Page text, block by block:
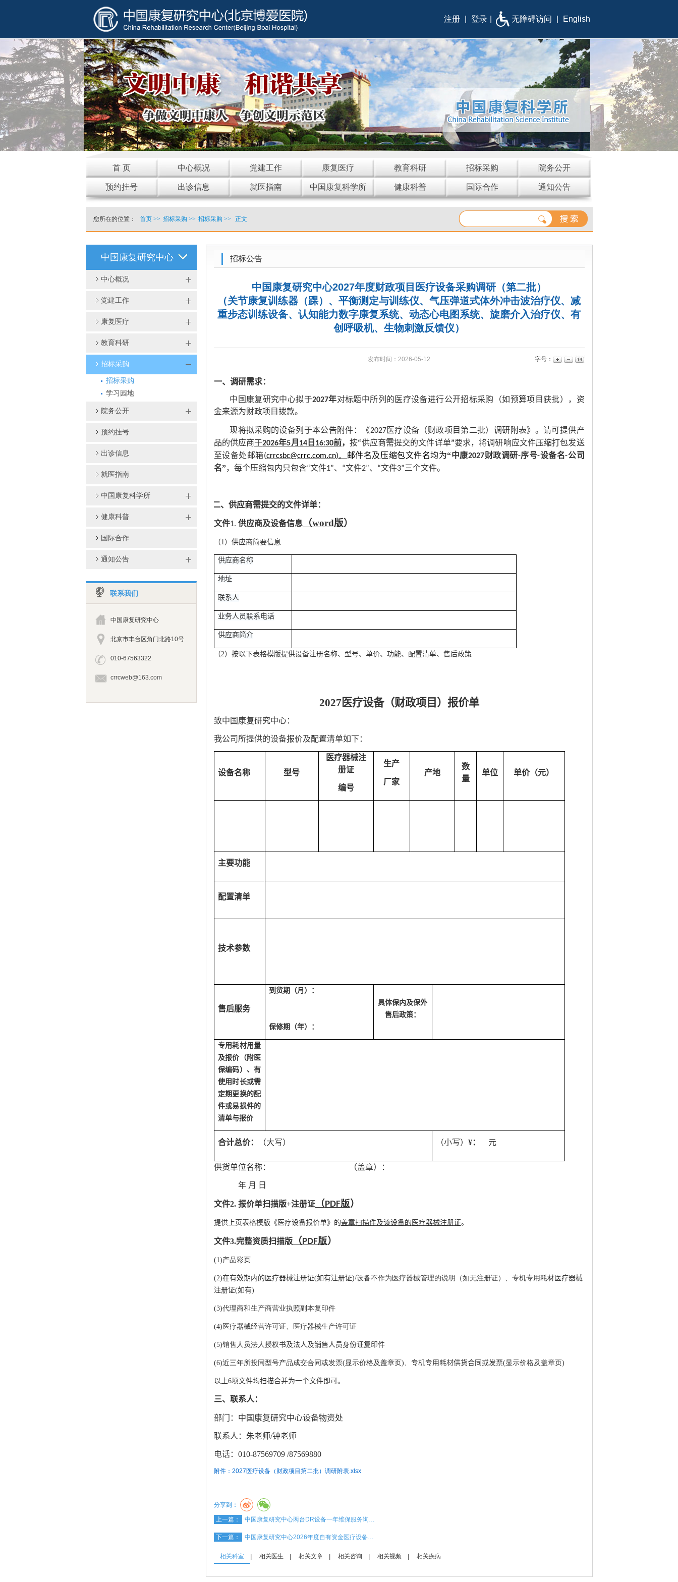
注册 登录 无障碍访问 English
首 页 中心概况 党建工作 康复医疗 教育科研 招标采购 院务公开
预约挂号 出诊信息 就医指南 中国康复科学所 健康科普 国际合作 通知公告
您所在的位置： 首页>> 招标采购 >> 招标采购 >> 正文
中国康复研究中心
中心概况
党建工作
康复医疗
教育科研
招标采购
招标采购
学习园地
院务公开
预约挂号
出诊信息
就医指南
中国康复科学所
健康科普
国际合作
通知公告
联系我们
中国康复研究中心
北京市丰台区角门北路10号
010-67563322
crrcweb@163.com
招标公告
中国康复研究中心2027年度财政项目医疗设备采购调研（第二批）
（关节康复训练器（踝）、平衡测定与训练仪、气压弹道式体外冲击波治疗仪、减
重步态训练设备、认知能力数字康复系统、动态心电图系统、旋磨介入治疗仪、有
创呼吸机、生物刺激反馈仪）
发布时间：2026-05-12 字号：
一、调研需求：
中国康复研究中心拟于2027年对标题中所列的医疗设备进行公开招标采购 （如预算项目获批） ， 资
金来源为财政项目拨款。
现将拟采购的设备列于本公告附件：《2027医疗设备（财政项目第二批）调研附表》 。请可提供产
品的供应商于2026年5月14日16:30前，按“供应商需提交的文件详单”要求，将调研响应文件压缩打包发送
至设备处邮箱(crrcsbc@crrc.com.cn)。 邮件名及压缩包文件名均为“中康2027财政调研-序号-设备名-公司
名”，每个压缩包内只包含“文件1”、“文件2”、“文件3”三个文件。
二、 供应商需提交的文件详单：
文件1. 供应商及设备信息（word版）
（1）供应商简要信息
供应商名称
地址
联系人
业务人员联系电话
供应商简介
（2） 按以下表格模版提供设备注册名称、型号、单价、功能、配置清单、售后政策
2027医疗设备（财政项目）报价单
致中国康复研究中心：
我公司所提供的设备报价及配置清单如下：
设备名称 型号
医疗器械注
册证
编号
生产
厂家
产地
数
量
单位 单价（元）
主要功能
配置清单
技术参数
售后服务
到货期（月）：
保修期（年）：
具体保内及保外
售后政策：
专用耗材用量
及报价（附医
保编码）、有
使用时长或需
定期更换的配
件或易损件的
清单与报价
合计总价： （大写） （小写） ¥： 元
供货单位名称： （盖章）：
年 月 日
文件2. 报价单扫描版+注册证（PDF版）
提供上页表格模版《医疗设备报价单》的盖章扫描件及该设备的 医疗器械注册证。
文件3.完整资质扫描版（PDF版）
(1)产品彩页
(2)在有效期内的 医疗器械注册证(如有注册证)/设备不作为医疗器械管理的说明（如无注册证）、专机专用耗材医疗器械
注册证(如有)
(3)代理商和生产商营业执照副本复印件
(4)医疗器械经营许可证、医疗器械生产许可证
(5)销售人员法人授权书及法人及销售人员身份证复印件
(6)近三年所投同型号产品成交合同或发票(显示价格及盖章页)、 专机专用耗材供货合同或发票(显示价格及盖章页)
以上6项文件均扫描合并为一个文件即可 。
三、联系人：
部门：中国康复研究中心设备物资处
联系人： 朱老师/钟老师
电话：010-87569709/87569880
附件：2027医疗设备（财政项目第二批）调研附表.xlsx
分享到：
上一篇： 中国康复研究中心两台DR设备一年维保服务询…
下一篇： 中国康复研究中心2026年度自有资金医疗设备…
相关科室 相关医生 相关文章 相关咨询 相关视频 相关疾病